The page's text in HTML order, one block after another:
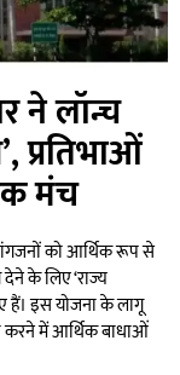
ने लॉन्च
प्रतिभाओं
मंच
को आर्थिक रूप से
देने के लिए ‘राज्य
हैं। इस योजना के लागू
करने में आर्थिक बाधाओं